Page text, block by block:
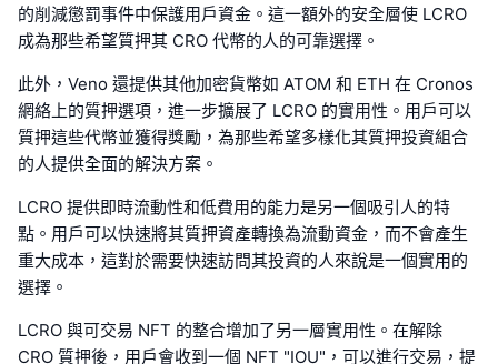
的削減懲罰事件中保護用戶資金。這一額外的安全層使 LCRO
成為那些希望質押其 CRO 代幣的人的可靠選擇。
此外，Veno 還提供其他加密貨幣如 ATOM 和 ETH 在 Cronos
網絡上的質押選項，進一步擴展了 LCRO 的實用性。用戶可以
質押這些代幣並獲得獎勵，為那些希望多樣化其質押投資組合
的人提供全面的解決方案。
LCRO 提供即時流動性和低費用的能力是另一個吸引人的特
點。用戶可以快速將其質押資產轉換為流動資金，而不會產生
重大成本，這對於需要快速訪問其投資的人來說是一個實用的
選擇。
LCRO 與可交易 NFT 的整合增加了另一層實用性。在解除
CRO 質押後，用戶會收到一個 NFT "IOU"，可以進行交易，提